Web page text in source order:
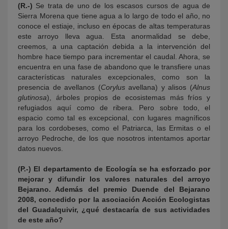
(R.-) Se trata de uno de los escasos cursos de agua de
Sierra Morena que tiene agua a lo largo de todo el año, no
conoce el estiaje, incluso en épocas de altas temperaturas
este arroyo lleva agua. Esta anormalidad se debe,
creemos, a una captación debida a la intervención del
hombre hace tiempo para incrementar el caudal. Ahora, se
encuentra en una fase de abandono que le transfiere unas
características naturales excepcionales, como son la
presencia de avellanos (Corylusavellana) y alisos (Alnus
glutinosa), árboles propios de ecosistemas más fríos y
refugiados aquí como de ribera. Pero sobre todo, el
espacio como tal es excepcional, con lugares magníficos
para los cordobeses, como el Patriarca, las Ermitas o el
arroyo Pedroche, de los que nosotros intentamos aportar
datos nuevos.
(P.-) El departamento de Ecología se ha esforzado por
mejorar y difundir los valores naturales del arroyo
Bejarano. Además del premio Duende del Bejarano
2008, concedido por la asociación Acción Ecologistas
del Guadalquivir, ¿qué destacaría de sus actividades
de este año?